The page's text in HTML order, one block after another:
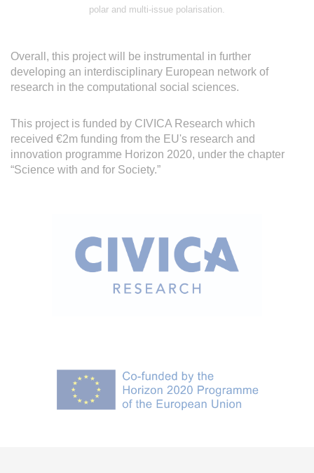
polar and multi-issue polarisation.
Overall, this project will be instrumental in further
developing an interdisciplinary European network of
research in the computational social sciences.
This project is funded by CIVICA Research which
received €2m funding from the EU's research and
innovation programme Horizon 2020, under the chapter
“Science with and for Society.”